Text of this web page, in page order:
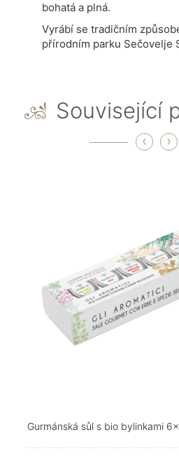
bohatá a plná.
Vyrábí se tradičním
přírodním parku Sečovelje
Související
‹ ›
Gurmánská sůl s bio bylinkami